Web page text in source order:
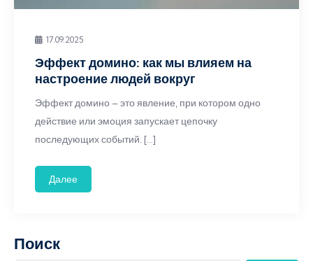
17.09.2025
Эффект домино: как мы влияем на
настроение людей вокруг
Эффект домино – это явление, при котором одно
действие или эмоция запускает цепочку
последующих событий. […]
Далее
Поиск